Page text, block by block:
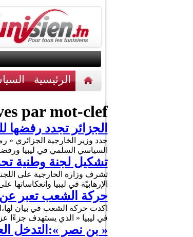
الرئيسية
أخبار مختلفة
par mot-clef :
الجزائر تجدد رفضها
جدد وزير الخارجية الجزائري
السياسي السلمي في ليبيا
تشكيل لجنة وطنية
تشرف وزارة الخارجية على
الإرهابيّة في ليبيا وانعكاساتها
حركة الشعب تعبر
اكدت حركة الشعب في بيان
في ليبيا « الذي يستهدف جزءًا
« بن نصر »:التدخل